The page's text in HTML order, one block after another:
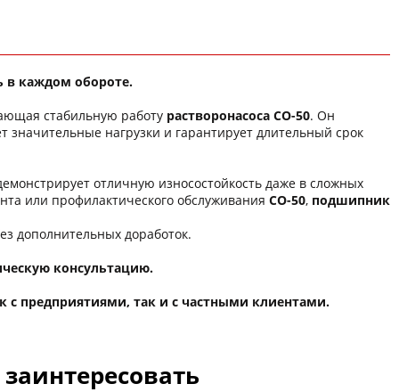
в каждом обороте.
стабильную работу растворонасоса СО-50. Он
нагрузки и гарантирует длительный срок
отличную износостойкость даже в сложных
или профилактического обслуживания СО-50, подшипник
дополнительных доработок.
консультацию.
предприятиями, так и с частными клиентами.